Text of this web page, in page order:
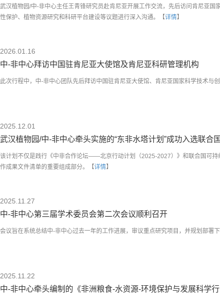
武汉植物园/中-非中心主任王青锋研究员赴肯尼亚开展工作交流，先后访问肯尼亚
性保护、植物资源研究和科研平台建设等议题进行深入沟通。【详情】
2026.01.16
中-非中心拜访中国驻肯尼亚大使馆及肯尼亚科研管理机构
此次行程中，中-非中心团队先后拜访中国驻肯尼亚大使馆、肯尼亚国家科学技术与
2025.12.01
武汉植物园/中-非中心牵头实施的“东非水塔计划”成功入选联合
该计划不仅是践行《中非合作论坛——北京行动计划（2025-2027）》和联合国可持
作成果文件清单的重要组成部分。【详情】
2025.11.27
中-非中心第三届学术委员会第二次会议顺利召开
会议旨在系统总结中-非中心过去一年的工作进展，审议重点研究项目，并规划部署
2025.11.22
中-非中心牵头编制的《非洲粮食-水资源-环境保护与发展科学